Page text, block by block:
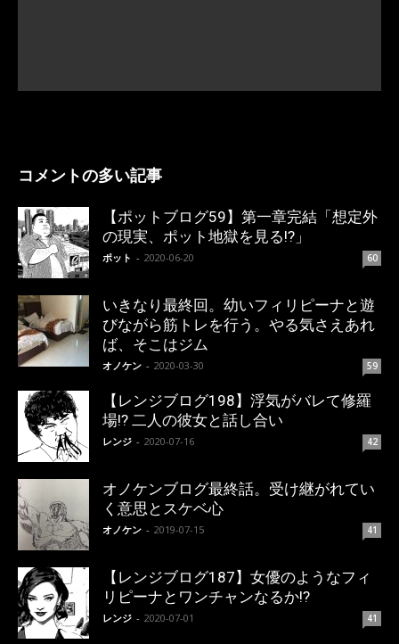
コメントの多い記事
【ポットブログ59】第一章完結「想定外
の現実、ポット地獄を見る!?」
ポット - 2020-06-20 60
いきなり最終回。幼いフィリピーナと遊
びながら筋トレを行う。やる気さえあれ
ば、そこはジム
オノケン - 2020-03-30 59
【レンジブログ198】浮気がバレて修羅
場!? 二人の彼女と話し合い
レンジ - 2020-07-16 42
オノケンブログ最終話。受け継がれてい
く意思とスケベ心
オノケン - 2019-07-15 41
【レンジブログ187】女優のようなフィ
リピーナとワンチャンなるか!?
レンジ - 2020-07-01 41